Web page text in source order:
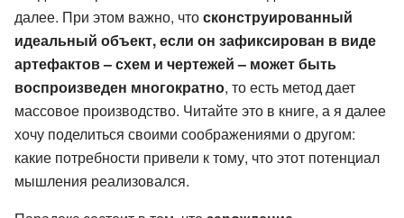
далее. При этом важно, чтосконструированный
идеальный объект, если он зафиксирован в виде
артефактов – схем и чертежей – может быть
воспроизведен многократно, то есть метод дает
массовое производство. Читайте это в книге, а я далее
хочу поделиться своими соображениями о другом:
какие потребности привели к тому, что этот потенциал
мышления реализовался.